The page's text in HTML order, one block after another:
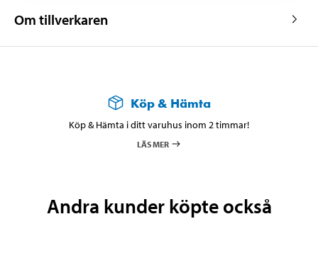
Om tillverkaren
Köp & Hämta
Köp & Hämta i ditt varuhus inom 2 timmar!
LÄS MER
Andra kunder köpte också